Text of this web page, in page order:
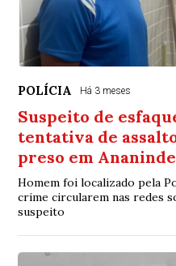
POLÍCIA Há 3 meses
Suspeito de
tentativa de
preso em
Homem foi localizado pela
crime circularem nas redes
suspeito